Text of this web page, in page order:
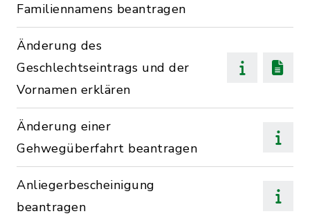
Familiennamens beantragen
Änderung des
Geschlechtseintrags und der
Vornamen erklären
Änderung einer
Gehwegüberfahrt beantragen
Anliegerbescheinigung
beantragen